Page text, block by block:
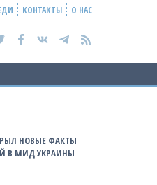
КОНТАКТЫ О НАС
НОВЫЕ ФАКТЫ
В МИД УКРАИНЫ